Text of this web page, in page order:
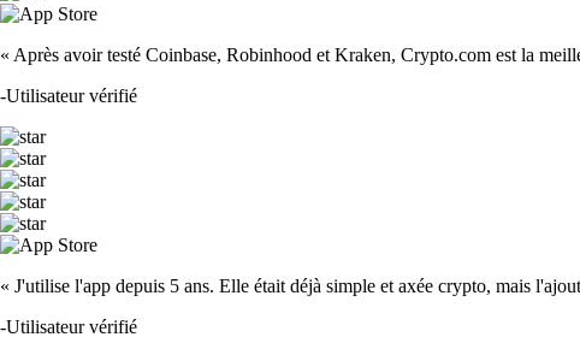
« Après avoir testé Coinbase, Robinhood et Kraken, Crypto.com est la
-Utilisateur vérifié
« J'utilise l'app depuis 5 ans. Elle était déjà simple et axée crypto, mais
-Utilisateur vérifié